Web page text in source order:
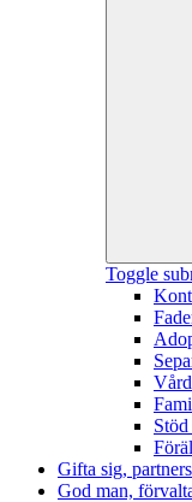
Toggle
Gifta sig,
God man,